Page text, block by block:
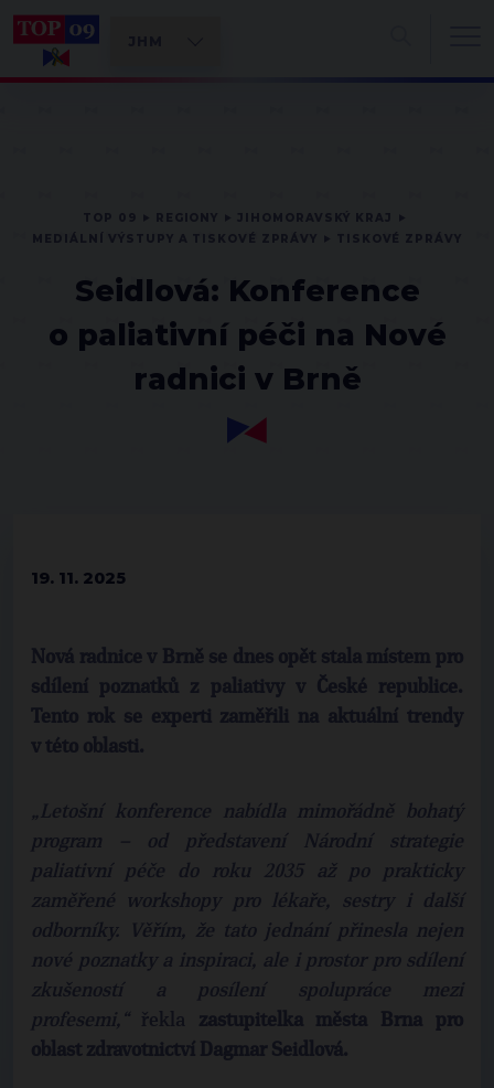
Seidlová: Konference
o paliativní péči na Nové
radnici v Brně
19. 11. 2025
Nová radnice v Brně se dnes opět stala místem pro
sdílení poznatků z paliativy v České republice.
Tento rok se experti zaměřili na aktuální trendy
v této oblasti.
„Letošní konference nabídla mimořádně bohatý
program – od představení Národní strategie
paliativní péče do roku 2035 až po prakticky
zaměřené workshopy pro lékaře, sestry i další
odborníky. Věřím, že tato jednání přinesla nejen
nové poznatky a inspiraci, ale i prostor pro sdílení
zkušeností a posílení spolupráce mezi
profesemi,“ řekla zastupitelka města Brna pro
oblast zdravotnictví Dagmar Seidlová.